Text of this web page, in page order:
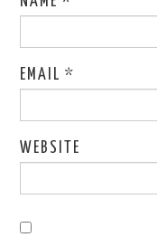
EMAIL*
WEBSITE